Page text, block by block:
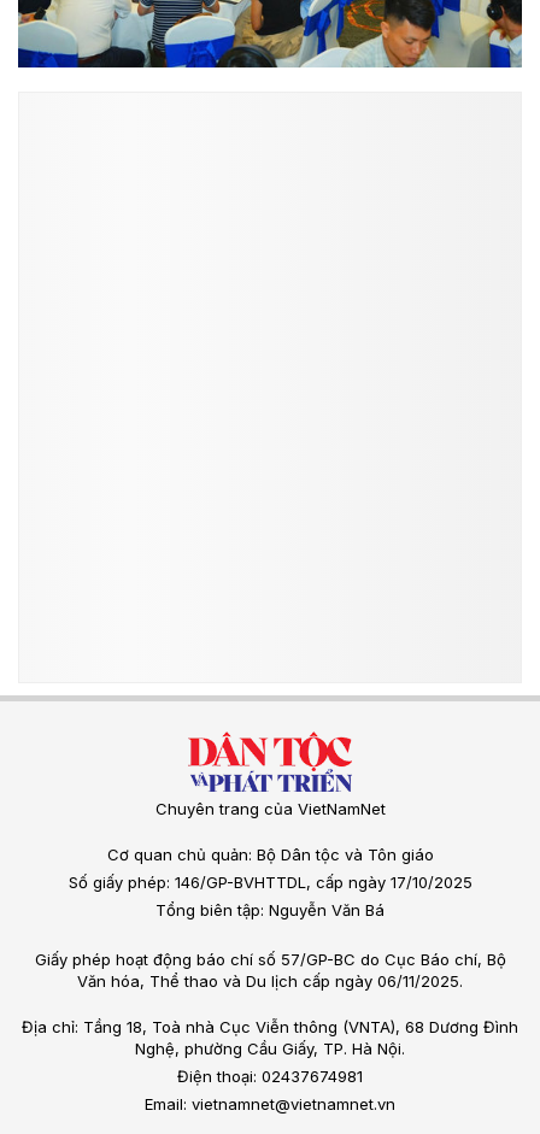
Chuyên trang của VietNamNet
Cơ quan chủ quản: Bộ Dân tộc và Tôn giáo
Số giấy phép: 146/GP-BVHTTDL, cấp ngày 17/10/2025
Tổng biên tập: Nguyễn Văn Bá
Giấy phép hoạt động báo chí số 57/GP-BC do Cục Báo chí, Bộ
Văn hóa, Thể thao và Du lịch cấp ngày 06/11/2025.
Địa chỉ: Tầng 18, Toà nhà Cục Viễn thông (VNTA), 68 Dương Đình
Nghệ, phường Cầu Giấy, TP. Hà Nội.
Điện thoại: 02437674981
Email: vietnamnet@vietnamnet.vn